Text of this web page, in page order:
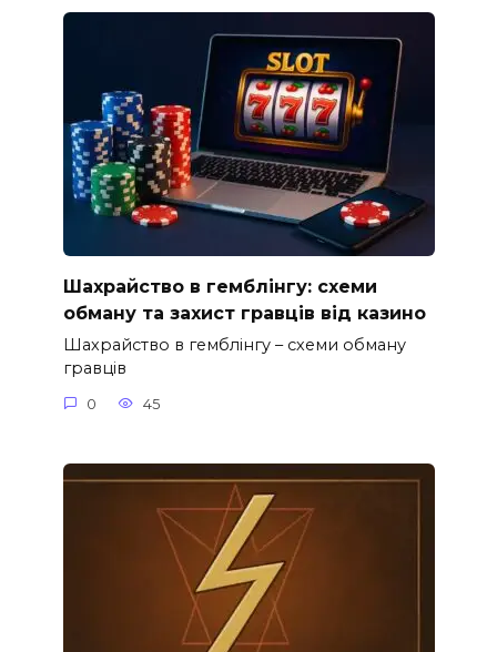
Шахрайство в гемблінгу: схеми
обману та захист гравців від казино
Шахрайство в гемблінгу – схеми обману
гравців
0 45